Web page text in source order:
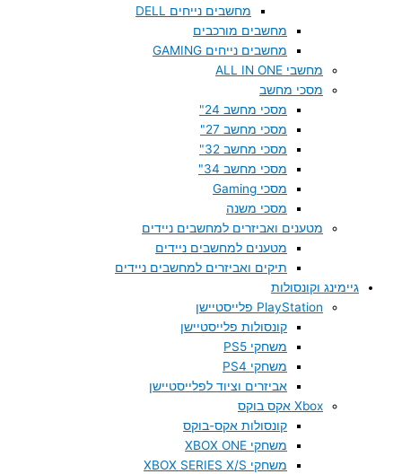
מחשבים נייחים DELL
מחשבים מורכבים
מחשבים נייחים GAMING
מחשבי ALL IN ONE
מסכי מחשב
מסכי מחשב 24"
מסכי מחשב 27"
מסכי מחשב 32"
מסכי מחשב 34"
מסכי Gaming
מסכי משנה
מטענים ואביזרים למחשבים ניידים
מטענים למחשבים ניידים
תיקים ואביזרים למחשבים ניידים
גיימינג וקונסולות
PlayStation פלייסטיישן
קונסולות פלייסטיישן
משחקי PS5
משחקי PS4
אביזרים וציוד לפלייסטיישן
Xbox אקס בוקס
קונסולות אקס-בוקס
משחקי XBOX ONE
משחקי XBOX SERIES X/S